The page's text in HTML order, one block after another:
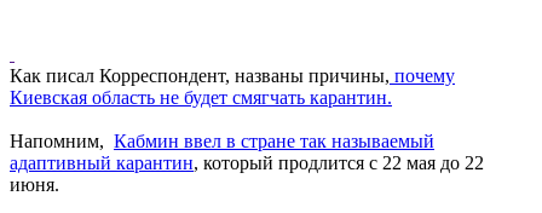
Как писал Корреспондент, названы причины, почему
Киевская область не будет смягчать карантин.
Напомним, Кабмин ввел в стране так называемый
адаптивный карантин, который продлится с 22 мая до 22
июня.